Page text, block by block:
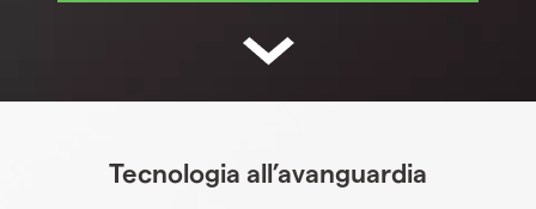
Tecnologia all’avanguardia